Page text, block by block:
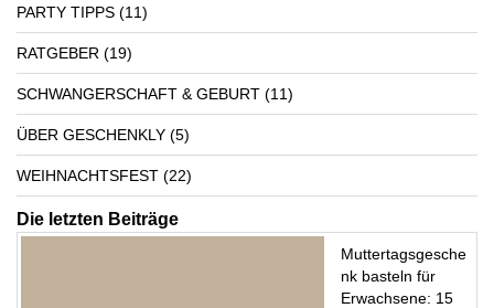
PARTY TIPPS (11)
RATGEBER (19)
SCHWANGERSCHAFT & GEBURT (11)
ÜBER GESCHENKLY (5)
WEIHNACHTSFEST (22)
Die letzten Beiträge
Muttertagsgesche
nk basteln für
Erwachsene: 15